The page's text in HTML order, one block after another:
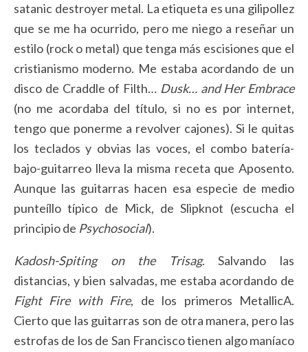
satanic destroyer metal. La etiqueta es una gilipollez
que se me ha ocurrido, pero me niego a reseñar un
estilo (rock o metal) que tenga más escisiones que el
cristianismo moderno. Me estaba acordando de un
disco de Craddle of Filth… Dusk… and Her Embrace
(no me acordaba del título, si no es por internet,
tengo que ponerme a revolver cajones). Si le quitas
los teclados y obvias las voces, el combo batería-
bajo-guitarreo lleva la misma receta que Aposento.
Aunque las guitarras hacen esa especie de medio
punteíllo típico de Mick, de Slipknot (escucha el
principio de Psychosocial).
Kadosh-Spiting on the Trisag. Salvando las
distancias, y bien salvadas, me estaba acordando de
Fight Fire with Fire, de los primeros MetallicA.
Cierto que las guitarras son de otra manera, pero las
estrofas de los de San Francisco tienen algo maníaco